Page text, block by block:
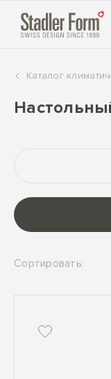
Каталог
Сортировать: